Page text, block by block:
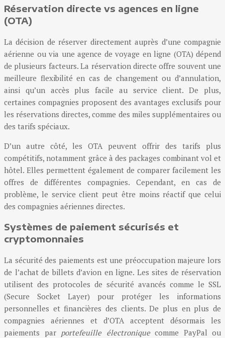
Réservation directe vs agences en ligne
(OTA)
La décision de réserver directement auprès d’une compagnie
aérienne ou via une agence de voyage en ligne (OTA) dépend
de plusieurs facteurs. La réservation directe offre souvent une
meilleure flexibilité en cas de changement ou d’annulation,
ainsi qu’un accès plus facile au service client. De plus,
certaines compagnies proposent des avantages exclusifs pour
les réservations directes, comme des miles supplémentaires ou
des tarifs spéciaux.
D’un autre côté, les OTA peuvent offrir des tarifs plus
compétitifs, notamment grâce à des packages combinant vol et
hôtel. Elles permettent également de comparer facilement les
offres de différentes compagnies. Cependant, en cas de
problème, le service client peut être moins réactif que celui
des compagnies aériennes directes.
Systèmes de paiement sécurisés et
cryptomonnaies
La sécurité des paiements est une préoccupation majeure lors
de l’achat de billets d’avion en ligne. Les sites de réservation
utilisent des protocoles de sécurité avancés comme le SSL
(Secure Socket Layer) pour protéger les informations
personnelles et financières des clients. De plus en plus de
compagnies aériennes et d’OTA acceptent désormais les
paiements par portefeuille électronique comme PayPal ou